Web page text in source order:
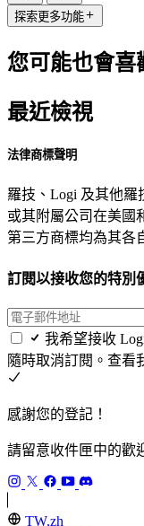
探索更多功能
您可能也會喜
最近檢視
法律商標聲明
羅技、Logi 及其他羅
或其附屬公司在美國
第三方商標均為其各
訂閱以接收您的特別
我希望接收
隨時取消訂閱。查看
感謝您的登記！
請留意收件匣中的歡
TW,zh